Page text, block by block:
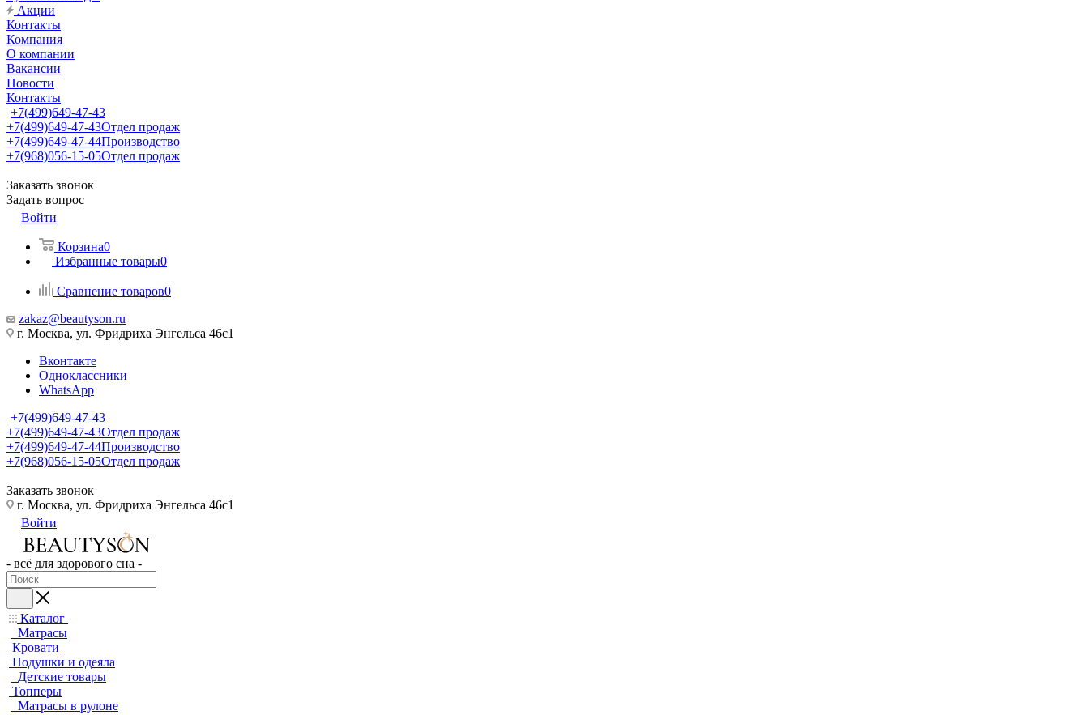
Акции
Контакты
Компания
О компании
Вакансии
Новости
Контакты
+7(499)649-47-43
+7(499)649-47-43Отдел продаж
+7(499)649-47-44Производство
+7(968)056-15-05Отдел продаж
Заказать звонок
Задать вопрос
Войти
Корзина0
Избранные товары0
Сравнение товаров0
zakaz@beautyson.ru
г. Москва, ул. Фридриха Энгельса 46с1
Вконтакте
Одноклассники
WhatsApp
+7(499)649-47-43
+7(499)649-47-43Отдел продаж
+7(499)649-47-44Производство
+7(968)056-15-05Отдел продаж
Заказать звонок
г. Москва, ул. Фридриха Энгельса 46с1
Войти
- всё для здорового сна -
Каталог
Матрасы
Кровати
Подушки и одеяла
Детские товары
Топперы
Матрасы в рулоне